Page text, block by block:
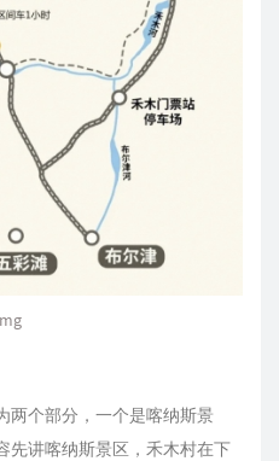
两个部分，一个是喀纳斯景
先讲喀纳斯景区，禾木村在下